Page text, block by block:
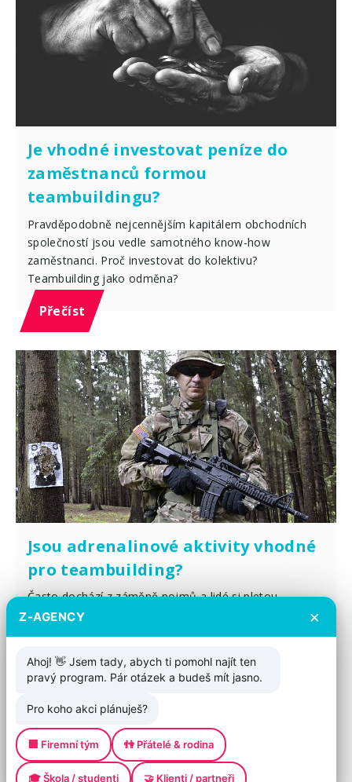
Je vhodné investovat peníze do
zaměstnanců formou
teambuildingu?
Pravděpodobně nejcennějším kapitálem obchodních
společností jsou vedle samotného know-how
zaměstnanci. Proč investovat do kolektivu?
Teambuilding jako odměna?
Přečíst
Jsou adrenalinové aktivity vhodné
pro teambuilding?
Často dochází z záměně pojmů a lidé si pletou
adrenalinové aktivity s teambuildingem. Adrenalinové
Přečíst
Načíst další
Z-AGENCY ×
Ahoj! 👋 Jsem tady, abych ti pomohl najít ten
pravý program. Pár otázek a budeš mít jasno.
Pro koho akci plánuješ?
🏢 Firemní tým 👫 Přátelé & rodina
🎓 Škola / studenti 🤝 Klienti / partneři